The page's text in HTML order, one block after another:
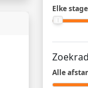
Elke
Alle